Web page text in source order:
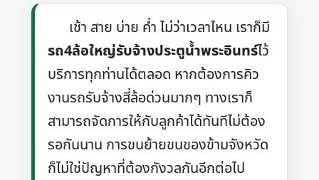
เช้า สาย บ่าย ค่ำ ไม่ว่าเวลาไหน เราก็มี
รถ4ล้อใหญ่รับจ้างประตูน้ำพระอินทร์ไว้
บริการทุกท่านได้ตลอด หากต้องการคิว
งานรถรับจ้างสี่ล้อด่วนมากๆ ทางเราก็
สามารถจัดการให้กับลูกค้าได้ทันทีไม่ต้อง
รอกันนาน การขนย้ายขนของข้ามจังหวัด
ก็ไม่ใช่ปัญหาที่ต้องกังวลกันอีกต่อไป